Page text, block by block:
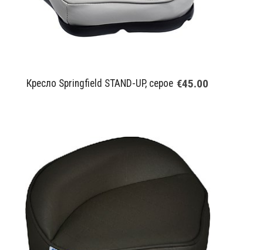
Кресло Springfield STAND-UP, серое €45.00